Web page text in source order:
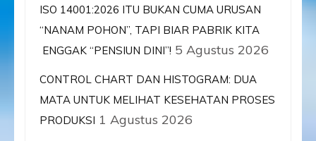
ISO 14001:2026 ITU BUKAN CUMA URUSAN
“NANAM POHON”, TAPI BIAR PABRIK KITA
ENGGAK “PENSIUN DINI”! 5 Agustus 2026
CONTROL CHART DAN HISTOGRAM: DUA
MATA UNTUK MELIHAT KESEHATAN PROSES
PRODUKSI 1 Agustus 2026